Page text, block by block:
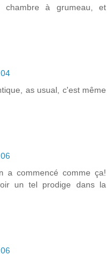
à grumeau, et
as usual, c'est même
a commencé comme ça!
un tel prodige dans la